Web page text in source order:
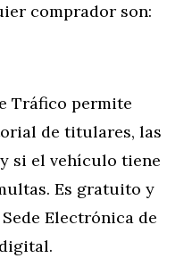
comprador son:
Tráfico permite
de titulares, las
si el vehículo tiene
Es gratuito y
Electrónica de